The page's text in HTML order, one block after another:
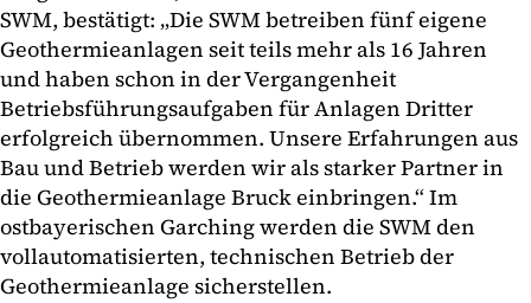
SWM, bestätigt: „Die SWM betreiben fünf eigene
Geothermieanlagen seit teils mehr als 16 Jahren
und haben schon in der Vergangenheit
Betriebsführungsaufgaben für Anlagen Dritter
erfolgreich übernommen. Unsere Erfahrungen aus
Bau und Betrieb werden wir als starker Partner in
die Geothermieanlage Bruck einbringen.“ Im
ostbayerischen Garching werden die SWM den
vollautomatisierten, technischen Betrieb der
Geothermieanlage sicherstellen.